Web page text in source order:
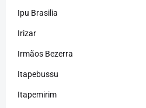
Ipu Brasilia
Irizar
Irmãos Bezerra
Itapebussu
Itapemirim